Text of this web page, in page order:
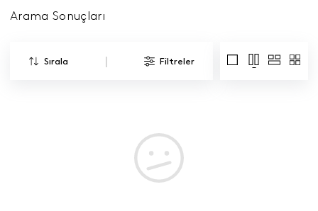
Arama Sonuçları
Sırala | Filtreler